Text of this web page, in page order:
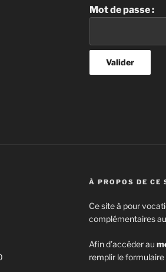
Mot de passe :
À PROPOS DE CE
Ce site à pour
complémentaires
Afin d’accéder au
remplir le